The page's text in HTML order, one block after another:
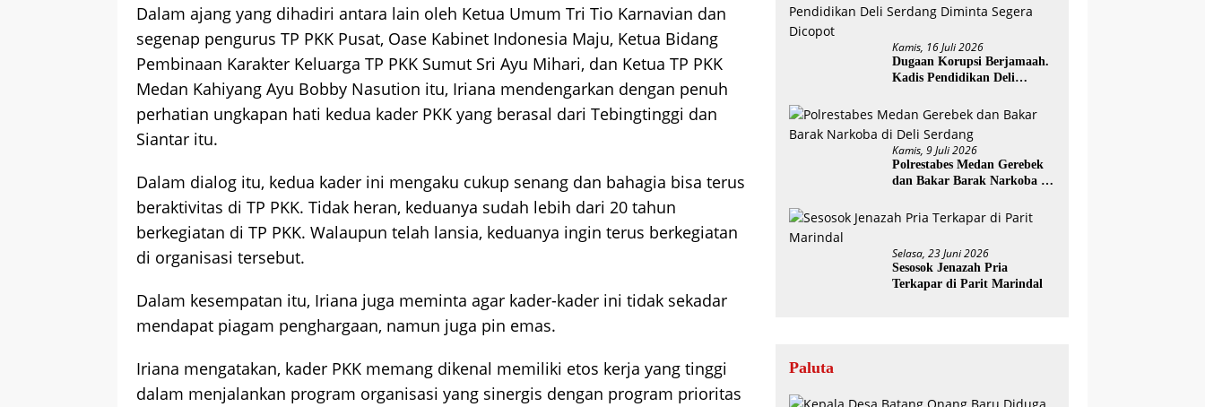
Dalam ajang yang dihadiri antara lain oleh Ketua Umum Tri Tio Karnavian dan
segenap pengurus TP PKK Pusat, Oase Kabinet Indonesia Maju, Ketua Bidang
Pembinaan Karakter Keluarga TP PKK Sumut Sri Ayu Mihari, dan Ketua TP PKK
Medan Kahiyang Ayu Bobby Nasution itu, Iriana mendengarkan dengan penuh
perhatian ungkapan hati kedua kader PKK yang berasal dari Tebingtinggi dan
Siantar itu.
Dalam dialog itu, kedua kader ini mengaku cukup senang dan bahagia bisa terus
beraktivitas di TP PKK. Tidak heran, keduanya sudah lebih dari 20 tahun
berkegiatan di TP PKK. Walaupun telah lansia, keduanya ingin terus berkegiatan
di organisasi tersebut.
Dalam kesempatan itu, Iriana juga meminta agar kader-kader ini tidak sekadar
mendapat piagam penghargaan, namun juga pin emas.
Iriana mengatakan, kader PKK memang dikenal memiliki etos kerja yang tinggi
dalam menjalankan program organisasi yang sinergis dengan program prioritas
Kamis, 16 Juli 2026
Dugaan Korupsi Berjamaah.
Kadis Pendidikan Deli
Dicopot
Kamis, 9 Juli 2026
Polrestabes Medan Gerebek
dan Bakar Barak Narkoba di
Selasa, 23 Juni 2026
Sesosok Jenazah Pria
Terkapar di Parit Marindal
Paluta